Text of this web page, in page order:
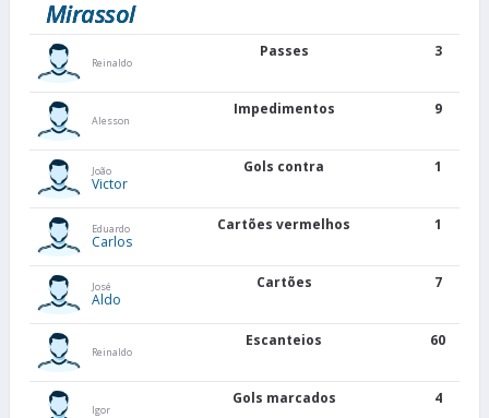
Mirassol
Reinaldo
Passes 3
Alesson
Impedimentos 9
João
Victor
Gols contra 1
Eduardo
Carlos
Cartões vermelhos 1
José
Aldo
Cartões 7
Reinaldo
Escanteios 60
Igor
Gols marcados 4